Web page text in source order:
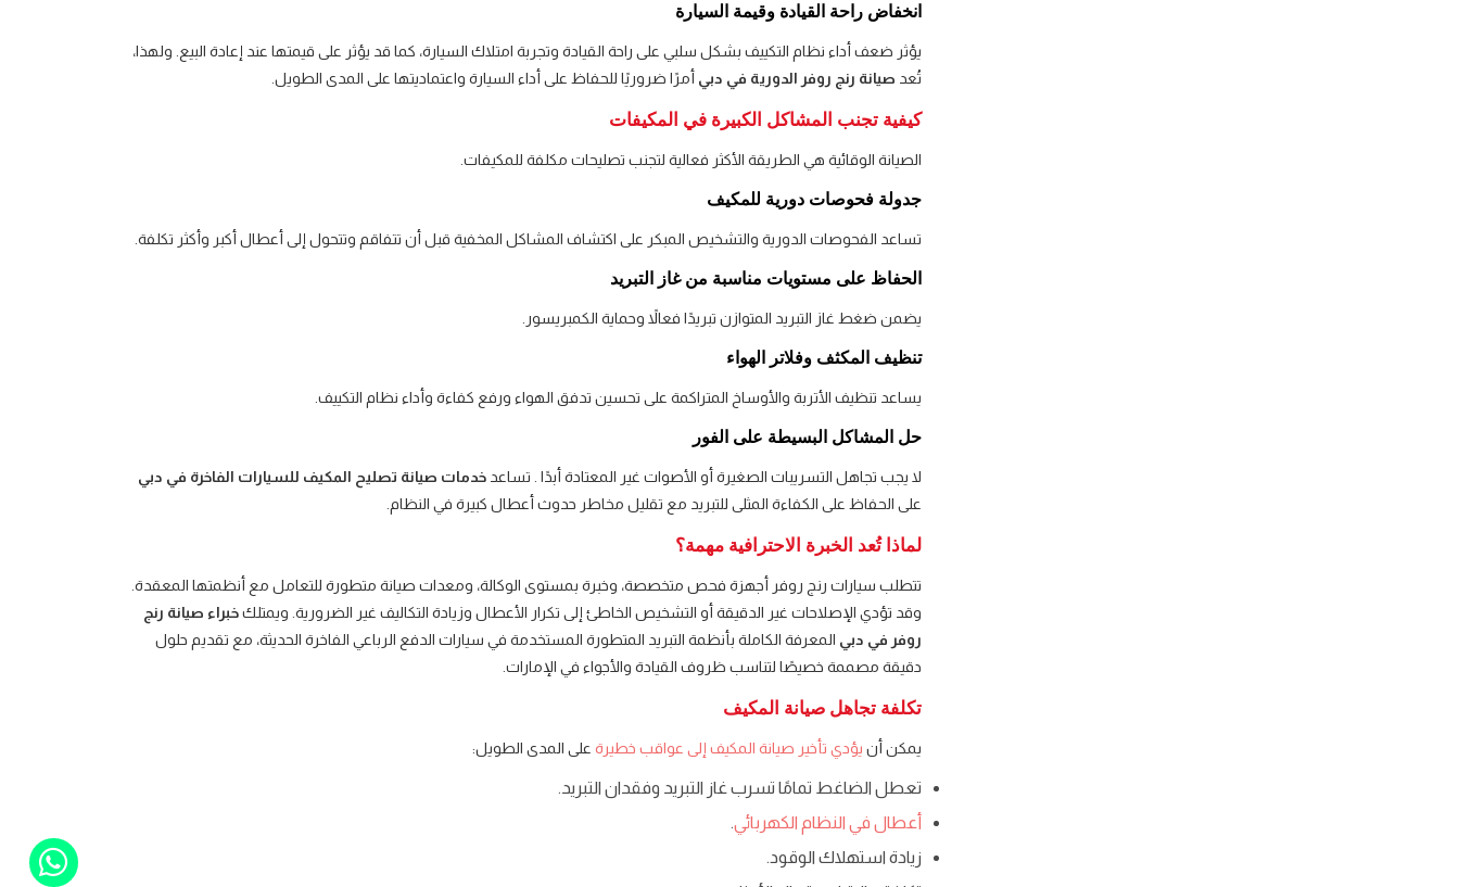
انخفاض راحة القيادة وقيمة السيارة
يؤثر ضعف أداء نظام التكييف بشكل سلبي على راحة القيادة وتجربة امتلاك السيارة، كما قد يؤثر على قيمتها عند إعادة البيع. ولهذا،
تُعد صيانة رنج روفر الدورية في دبي أمرًا ضروريًا للحفاظ على أداء السيارة واعتماديتها على المدى الطويل.
كيفية تجنب المشاكل الكبيرة في المكيفات
الصيانة الوقائية هي الطريقة الأكثر فعالية لتجنب تصليحات مكلفة للمكيفات.
جدولة فحوصات دورية للمكيف
تساعد الفحوصات الدورية والتشخيص المبكر على اكتشاف المشاكل المخفية قبل أن تتفاقم وتتحول إلى أعطال أكبر وأكثر تكلفة.
الحفاظ على مستويات مناسبة من غاز التبريد
يضمن ضغط غاز التبريد المتوازن تبريدًا فعالاً وحماية الكمبريسور.
تنظيف المكثف وفلاتر الهواء
يساعد تنظيف الأتربة والأوساخ المتراكمة على تحسين تدفق الهواء ورفع كفاءة وأداء نظام التكييف.
حل المشاكل البسيطة على الفور
لا يجب تجاهل التسريبات الصغيرة أو الأصوات غير المعتادة أبدًا . تساعدخدمات صيانة تصليح المكيف للسيارات الفاخرة في دبي
على الحفاظ على الكفاءة المثلى للتبريد مع تقليل مخاطر حدوث أعطال كبيرة في النظام.
لماذا تُعد الخبرة الاحترافية مهمة؟
تتطلب سيارات رنج روفر أجهزة فحص متخصصة، وخبرة بمستوى الوكالة، ومعدات صيانة متطورة للتعامل مع أنظمتها المعقدة.
وقد تؤدي الإصلاحات غير الدقيقة أو التشخيص الخاطئ إلى تكرار الأعطال وزيادة التكاليف غير الضرورية. ويمتلكخبراء صيانة رنج
روفر في دبي المعرفة الكاملة بأنظمة التبريد المتطورة المستخدمة في سيارات الدفع الرباعي الفاخرة الحديثة، مع تقديم حلول
دقيقة مصممة خصيصًا لتناسب ظروف القيادة والأجواء في الإمارات.
تكلفة تجاهل صيانة المكيف
يمكن أن يؤدي تأخير صيانة المكيف إلى عواقب خطيرة على المدى الطويل:
تعطل الضاغط تمامًا تسرب غاز التبريد وفقدان التبريد.
أعطال في النظام الكهربائي.
زيادة استهلاك الوقود.